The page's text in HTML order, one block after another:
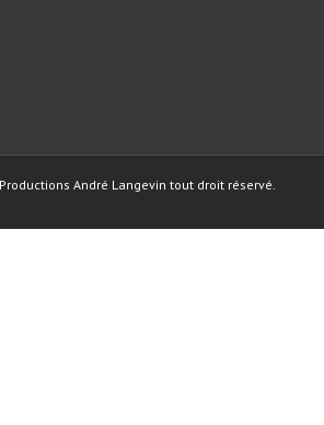
André Langevin tout droit réservé.